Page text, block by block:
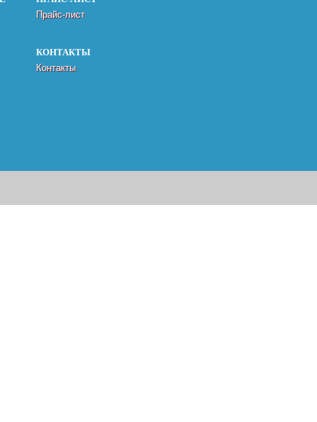
Прайс-лист
КОНТАКТЫ
Контакты